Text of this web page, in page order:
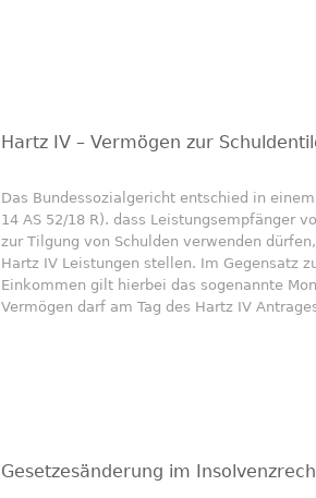
Hartz IV – Vermögen zur
Das Bundessozialgericht entschied in
14 AS 52/18 R). dass Leistungsempfänger
zur Tilgung von Schulden verwenden
Hartz IV Leistungen stellen. Im Gegensatz
Einkommen gilt hierbei das sogenannte
Vermögen darf am Tag des Hartz IV
Gesetzesänderung im